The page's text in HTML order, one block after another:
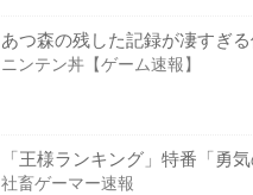
あつ森の残した記録が凄すぎ
ニンテン丼【ゲーム速報】
社畜ゲーマー速報